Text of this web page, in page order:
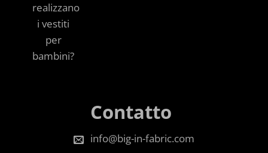
realizzano
i vestiti
per
bambini?
Contatto
info@big-in-fabric.com